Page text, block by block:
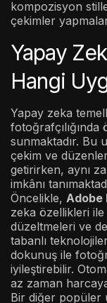
kompozisyon
çekimler
Yapay
Hangi
Yapay zeka
sunmaktadır. Bu
çekim ve
getirirken, aynı
imkânı
Öncelikle, Adobe
zeka özellikleri
düzeltmeleri ve
tabanlı
dokunuş ile
iyileştirebilir.
az zaman
Bir diğer popüler